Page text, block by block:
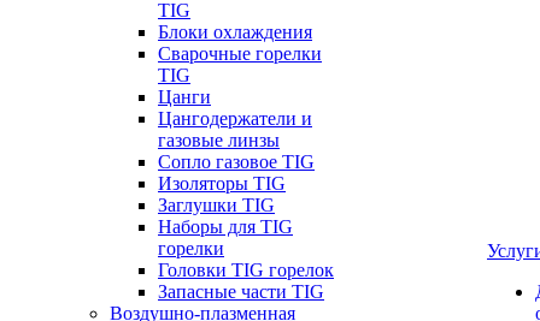
TIG
Блоки охлаждения
Сварочные горелки
TIG
Цанги
Цангодержатели и
газовые линзы
Сопло газовое TIG
Изоляторы TIG
Заглушки TIG
Наборы для TIG
горелки
Головки TIG горелок
Запасные части TIG
Воздушно-плазменная